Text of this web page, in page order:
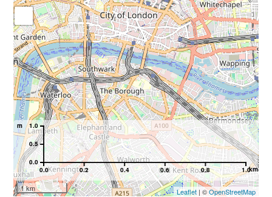
0.0 0.2 0.4 0.6 0.8 1.0km
0.0
0.5
1.0
m
1 km Leaflet| ©OpenStreetMap